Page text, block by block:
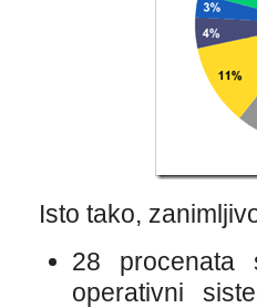
Isto tako,
28 procenata
operativni